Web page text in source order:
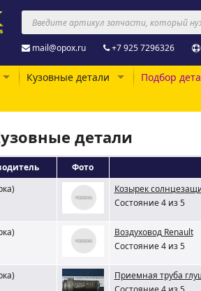
mail@opox.ru +7 925 7296326
Кузовные детали Подбор
детали
Фото
Козырек
Состояние 4 из 5
Воздуховод Renault
Состояние 4 из 5
Приемная труба